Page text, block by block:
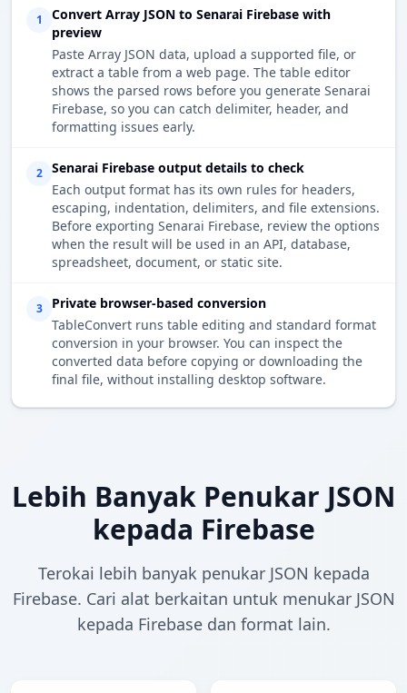
1
Convert Array JSON to Senarai Firebase with
preview
Paste Array JSON data, upload a supported file, or
extract a table from a web page. The table editor
shows the parsed rows before you generate Senarai
Firebase, so you can catch delimiter, header, and
formatting issues early.
2
Senarai Firebase output details to check
Each output format has its own rules for headers,
escaping, indentation, delimiters, and file extensions.
Before exporting Senarai Firebase, review the options
when the result will be used in an API, database,
spreadsheet, document, or static site.
3
Private browser-based conversion
TableConvert runs table editing and standard format
conversion in your browser. You can inspect the
converted data before copying or downloading the
final file, without installing desktop software.
Lebih Banyak Penukar JSON
kepada Firebase
Terokai lebih banyak penukar JSON kepada
Firebase. Cari alat berkaitan untuk menukar JSON
kepada Firebase dan format lain.